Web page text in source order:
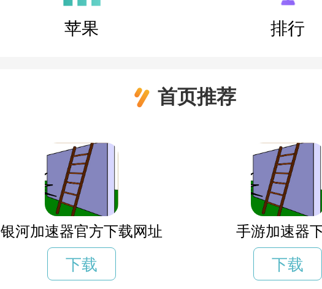
苹果 排行
首页推荐
银河加速器官方下载网址
下载
手游加速器
下载